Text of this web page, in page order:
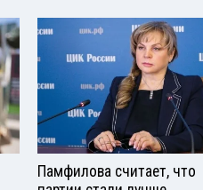
Памфилова считает, что